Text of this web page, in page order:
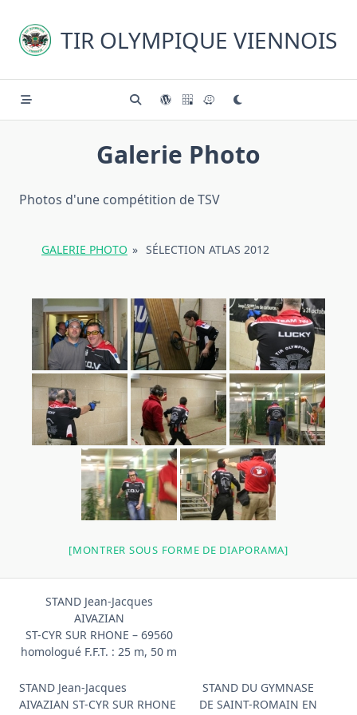
content
TIR OLYMPIQUE VIENNOIS
Galerie Photo
Photos d'une compétition de TSV
GALERIE PHOTO » SÉLECTION ATLAS 2012
[MONTRER SOUS FORME DE DIAPORAMA]
STAND Jean-Jacques
AIVAZIAN
ST-CYR SUR RHONE – 69560
homologué F.F.T. : 25 m, 50 m
STAND Jean-Jacques
AIVAZIAN ST-CYR SUR RHONE
STAND DU GYMNASE
DE SAINT-ROMAIN EN